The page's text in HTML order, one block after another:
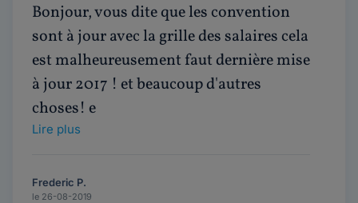
Bonjour, vous dite que les convention
sont à jour avec la grille des salaires cela
est malheureusement faut dernière mise
à jour 2017 ! et beaucoup d'autres
choses! e
Lire plus
Frederic P.
le 26-08-2019